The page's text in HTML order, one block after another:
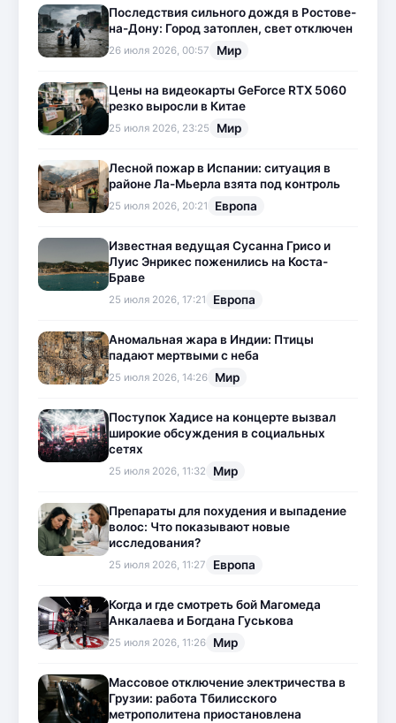
Последствия сильного дождя в Ростове-
на-Дону: Город затоплен, свет отключен
26 июля 2026, 00:57 Мир
Цены на видеокарты GeForce RTX 5060
резко выросли в Китае
25 июля 2026, 23:25 Мир
Лесной пожар в Испании: ситуация в
районе Ла-Мьерла взята под контроль
25 июля 2026, 20:21 Европа
Известная ведущая Сусанна Грисо и
Луис Энрикес поженились на Коста-
Браве
25 июля 2026, 17:21 Европа
Аномальная жара в Индии: Птицы
падают мертвыми с неба
25 июля 2026, 14:26 Мир
Поступок Хадисе на концерте вызвал
широкие обсуждения в социальных
сетях
25 июля 2026, 11:32 Мир
Препараты для похудения и выпадение
волос: Что показывают новые
исследования?
25 июля 2026, 11:27 Европа
Когда и где смотреть бой Магомеда
Анкалаева и Богдана Гуськова
25 июля 2026, 11:26 Мир
Массовое отключение электричества в
Грузии: работа Тбилисского
метрополитена приостановлена